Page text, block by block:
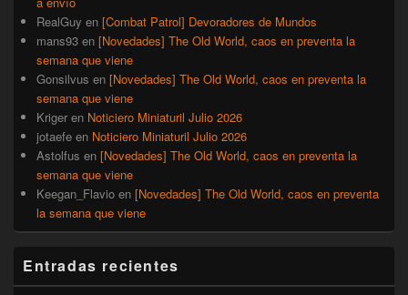
RealGuy en [Combat Patrol] Devoradores de Mundos
mans93 en [Novedades] The Old World, caos en preventa la
semana que viene
Gonsilvus en [Novedades] The Old World, caos en preventa la
semana que viene
Kriger en Noticiero Miniaturil Julio 2026
jotaefe en Noticiero Miniaturil Julio 2026
Astolfus en [Novedades] The Old World, caos en preventa la
semana que viene
Keegan_Flavio en [Novedades] The Old World, caos en preventa
la semana que viene
Entradas recientes